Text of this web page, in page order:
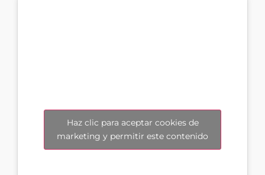
Haz clic para aceptar cookies de
marketing y permitir este contenido